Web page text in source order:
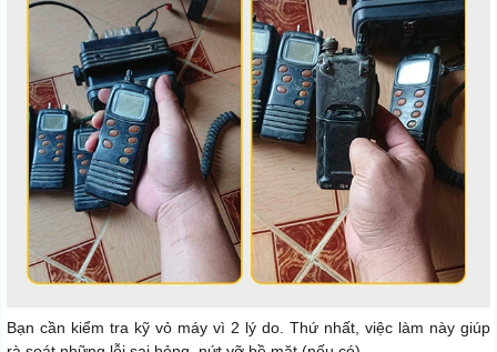
Bạn cần kiểm tra kỹ vỏ máy vì 2 lý do. Thứ nhất, việc làm này giúp